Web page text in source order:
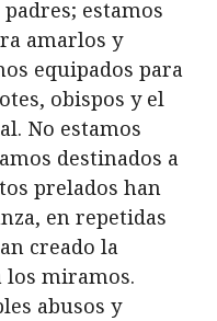
estamos
amarlos y
equipados para
obispos y el
No estamos
destinados a
prelados han
en repetidas
creado la
los miramos.
abusos y